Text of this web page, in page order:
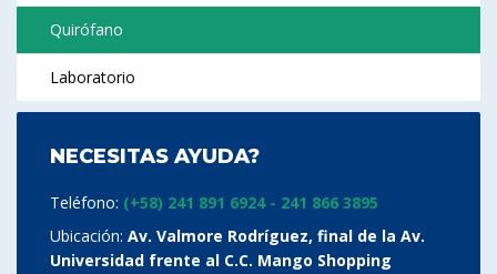
Quirófano
Laboratorio
NECESITAS AYUDA?
Teléfono: (+58) 241 891 6924 - 241 866 3895
Ubicación: Av. Valmore Rodríguez, final de la Av.
Universidad frente al C.C. Mango Shopping